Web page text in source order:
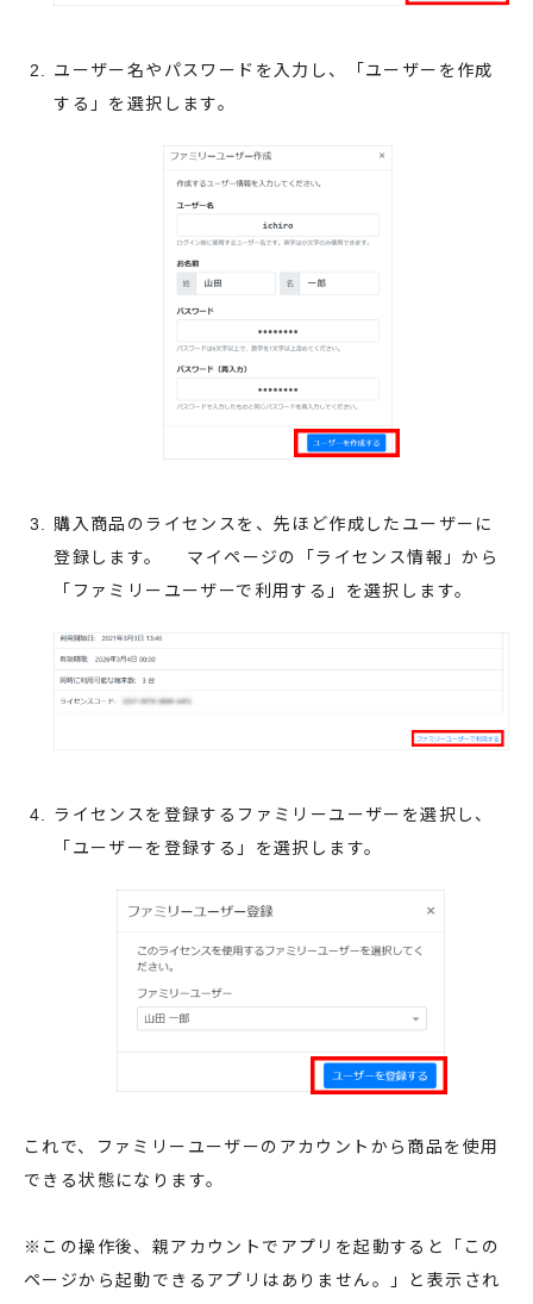
ユーザー名やパスワードを入力し、「ユーザーを作成
する」を選択します。
購入商品のライセンスを、先ほど作成したユーザーに
登録します。 マイページの「ライセンス情報」から
「ファミリーユーザーで利用する」を選択します。
ライセンスを登録するファミリーユーザーを選択し、
「ユーザーを登録する」を選択します。
これで、ファミリーユーザーのアカウントから商品を使用
できる状態になります。
※この操作後、親アカウントでアプリを起動すると「この
ページから起動できるアプリはありません。」と表示され